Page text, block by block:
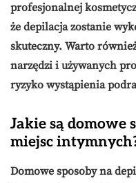
profesjonalnej
że depilacja zostanie
skuteczny. Warto
narzędzi i używanych
ryzyko wystąpienia
Jakie są domowe
miejsc
Domowe sposoby na